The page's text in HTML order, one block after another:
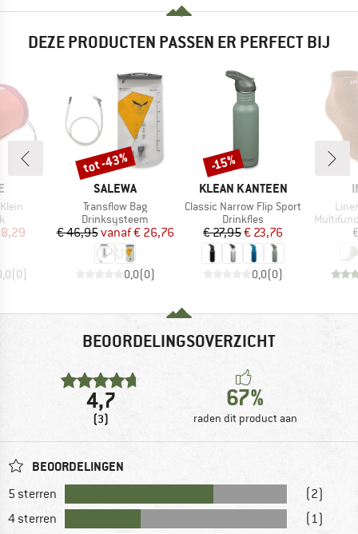
DEZE PRODUCTEN PASSEN ER PERFECT BIJ
prijs
(0)
MERK
SALEWA
Artikel
Transflow Bag
Productgroep
Drinksysteem
Prijs
€ 46,95 Verlaagde prijs
vanaf€ 26,76
0,0(0)
Korting
tot -43%
MERK
KLEAN KANTEEN
Artikel
Classic Narrow Flip Sport
Productgroep
Drinkfles
Prijs
€ 27,95Verlaagde prijs
€ 23,76
0,0(0)
Korting
-15%
BEOORDELINGSOVERZICHT
4,7
(3)
67%
raden dit product aan
BEOORDELINGEN
5 sterren
(2)
4 sterren
(1)